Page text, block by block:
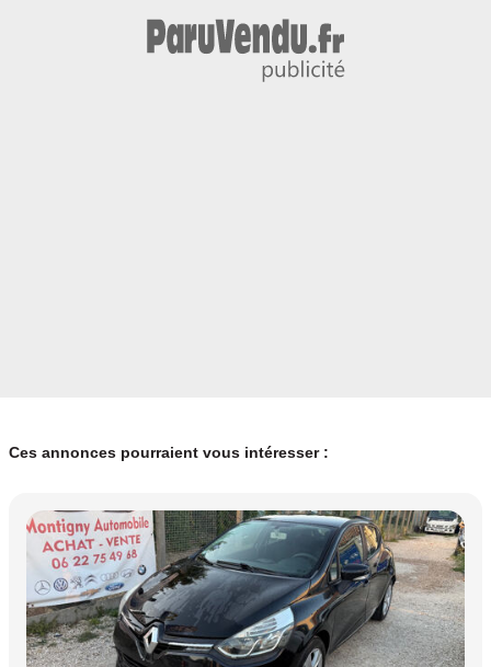
Ces annonces pourraient vous intéresser :